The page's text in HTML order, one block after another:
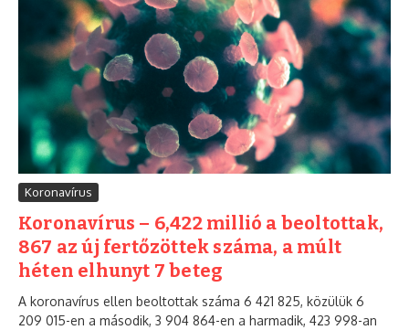
Koronavírus
Koronavírus – 6,422 millió a beoltottak,
867 az új fertőzöttek száma, a múlt
héten elhunyt 7 beteg
A koronavírus ellen beoltottak száma 6 421 825, közülük 6
209 015-en a második, 3 904 864-en a harmadik, 423 998-an